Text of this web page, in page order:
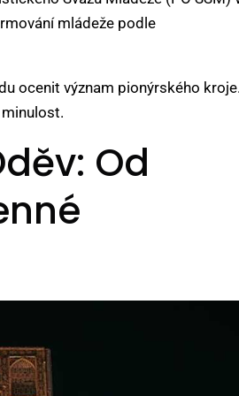
mládeže podle
ocenit význam pionýrského
Od